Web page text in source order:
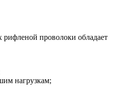
рифленой проволоки обладает
нагрузкам;